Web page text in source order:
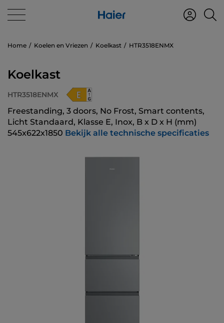
Home Koelen en Vriezen Koelkast HTR3518ENMX
Koelkast
HTR3518ENMX
Freestanding, 3 doors, No Frost, Smart contents,
Licht Standaard, Klasse E, Inox, B x D x H (mm)
545x622x1850 Bekijk alle technische specificaties